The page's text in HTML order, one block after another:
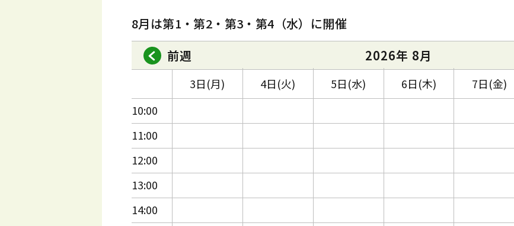
8月は第1・第2・第3・第4（水）に開催
前週
2026年 8月
10:00
11:00
12:00
13:00
14:00
3日(月) 4日(火) 5日(水) 6日(木) 7日(金)